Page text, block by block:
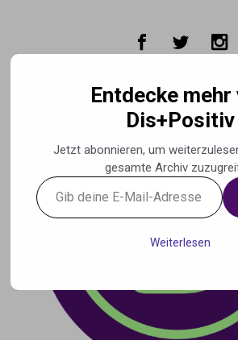
Entdecke mehr
Dis+Positiv
Jetzt abonnieren, um
gesamte Archiv
Gib
deine
Weiterlesen